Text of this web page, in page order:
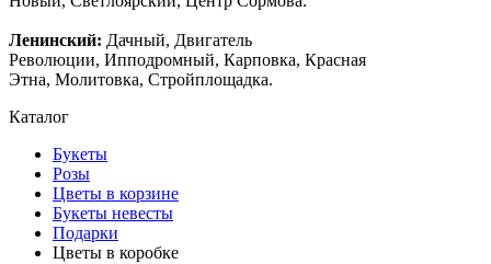
Ленинский: Дачный, Двигатель
Революции, Ипподромный, Карповка, Красная
Этна, Молитовка, Стройплощадка.
Каталог
Букеты
Розы
Цветы в корзине
Букеты невесты
Подарки
Цветы в коробке